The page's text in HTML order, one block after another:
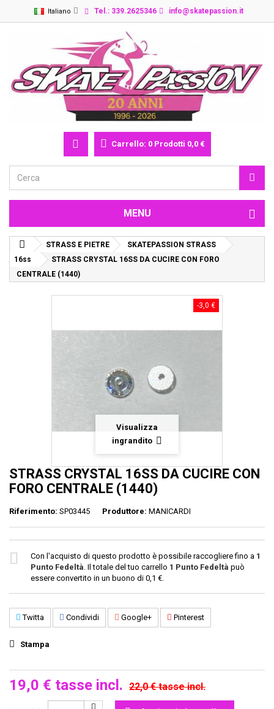
Italiano Tel.: 339.2625346 info@skatepassion.it
Carrello: 0 Prodotti 0,0 €
MENU
STRASS E PIETRE
SKATEPASSION STRASS
16ss
STRASS CRYSTAL 16SS DA CUCIRE CON FORO
CENTRALE (1440)
-3,0 €
Visualizza
ingrandito
STRASS CRYSTAL 16SS DA CUCIRE CON
FORO CENTRALE (1440)
Riferimento: SP03445 Produttore: MANICARDI
Con l'acquisto di questo prodotto è possibile raccogliere fino a 1
Punto Fedeltà . Il totale del tuo carrello 1 Punto Fedeltà può
essere convertito in un buono di 0,1 €
Twitta Condividi Google+ Pinterest
Stampa
19,0 € tasse incl. 22,0 €tasse incl.